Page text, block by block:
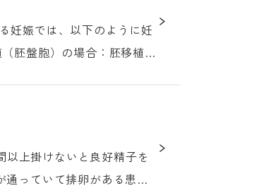
妊娠では、以下のように妊
以上掛けないと良好精子を
っていて排卵がある患者